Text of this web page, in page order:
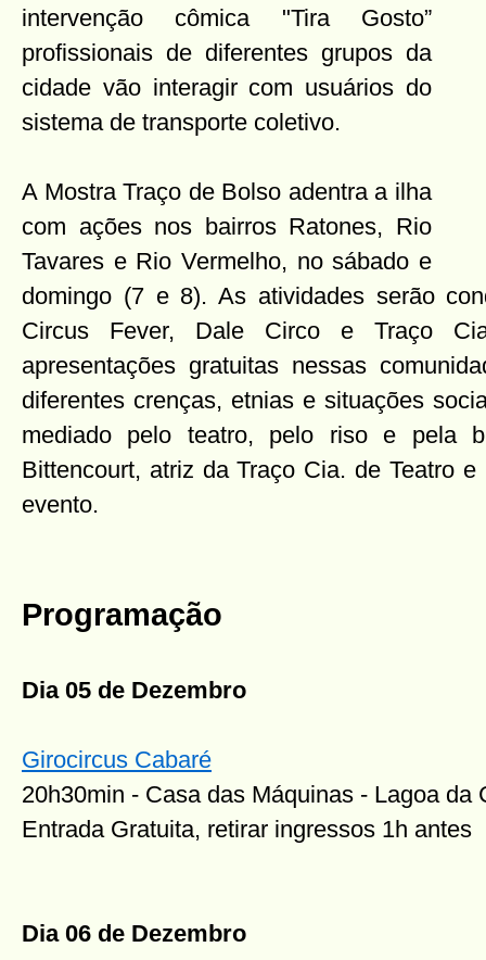
intervenção cômica "Tira Gosto”
profissionais de diferentes grupos da
cidade vão interagir com usuários do
sistema de transporte coletivo.
A Mostra Traço de Bolso adentra a ilha
com ações nos bairros Ratones, Rio
Tavares e Rio Vermelho, no sábado e
domingo (7 e 8). As atividades serão
Circus Fever, Dale Circo e Traço
apresentações gratuitas nessas
diferentes crenças, etnias e situações
mediado pelo teatro, pelo riso e pela
Bittencourt, atriz da Traço Cia. de Teatro
evento.
Programação
Dia 05 de Dezembro
Girocircus Cabaré
20h30min - Casa das Máquinas - Lagoa da
Entrada Gratuita, retirar ingressos 1h antes
Dia 06 de Dezembro